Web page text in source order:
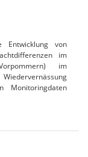
Entwicklung von
im
im
Monitoringdaten